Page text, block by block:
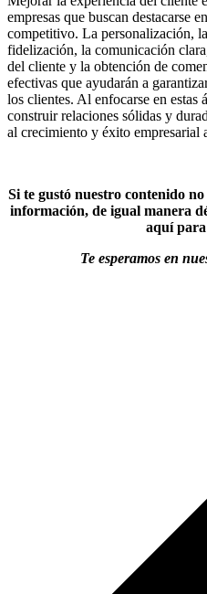
empresas que buscan destacarse
competitivo. La personalización,
fidelización, la comunicación
del cliente y la obtención de
efectivas que ayudarán a
los clientes. Al enfocarse en estas
construir relaciones sólidas y
al crecimiento y éxito empresarial
Si te gustó nuestro contenido
información, de igual manera
aquí
Te esperamos en